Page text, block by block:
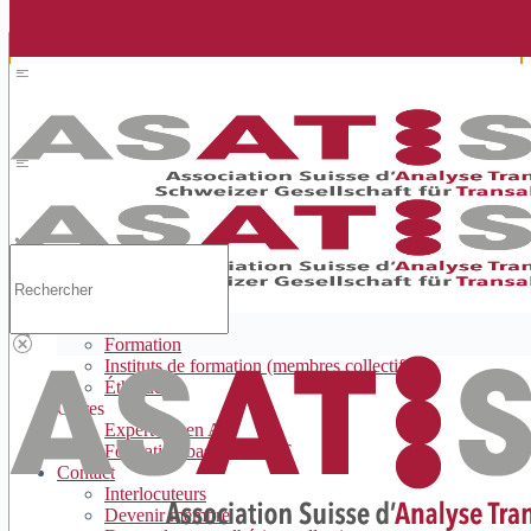
Accueil
À propos de nous
Formation
Instituts de formation (membres collectifs)
Éthique
Offres
Expert·e·s en AT
Formation basée sur l'AT
Contact
Interlocuteurs
Devenir membre